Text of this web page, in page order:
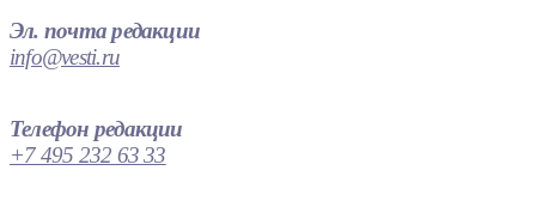
Эл. почта редакции
info@vesti.ru
Телефон редакции
+7 495 232 63 33